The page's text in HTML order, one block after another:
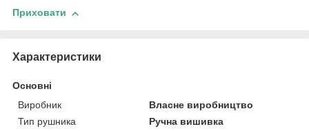
Приховати
Характеристики
Основні
Виробник
Власне виробництво
Тип рушника
Ручна вишивка